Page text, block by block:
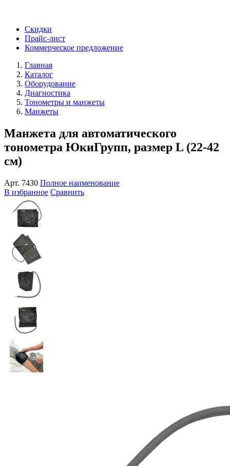
Скидки
Прайс-лист
Коммерческое предложение
Главная
Каталог
Оборудование
Диагностика
Тонометры и манжеты
Манжеты
Манжета для автоматического
тонометра ЮкиГрупп, размер L (22-42
см)
Арт. 7430 Полное наименование
В избранное Сравнить